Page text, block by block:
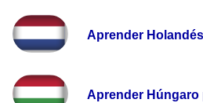
Aprender
Aprender Húngaro